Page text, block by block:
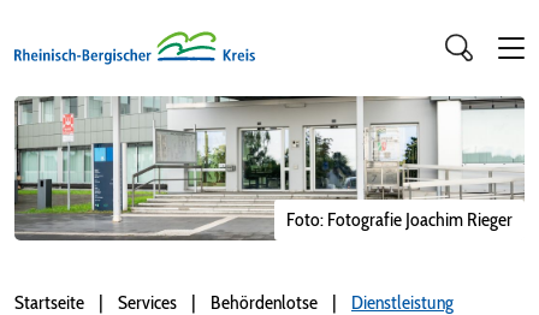
Foto: Fotografie Joachim Rieger
Startseite Services Behördenlotse Dienstleistung